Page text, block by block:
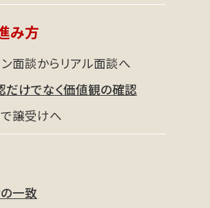
み方
ン面談からリアル面談へ
だけでなく価値観の確認
で譲受けへ
一致